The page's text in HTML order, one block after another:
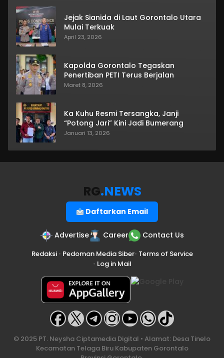
Jejak Sianida di Laut Gorontalo Utara
Mulai Terkuak
April 23, 2026
Kapolda Gorontalo Tegaskan
Penertiban PETI Terus Berjalan
Maret 8, 2026
Ka Kuhu Resmi Tersangka, Janji
“Potong Jari” Kini Jadi Bumerang
Januari 13, 2026
RG.NEWS
Daftarkan Email
Advertise Career Contact Us
Redaksi• Pedoman Media Siber• Terms of Service
• Log in Mail
© 2025 PT. Neysha Ciptamedia Digital • Alamat: Desa Tinelo
Kecamatan Telaga Biru Kabupaten Gorontalo